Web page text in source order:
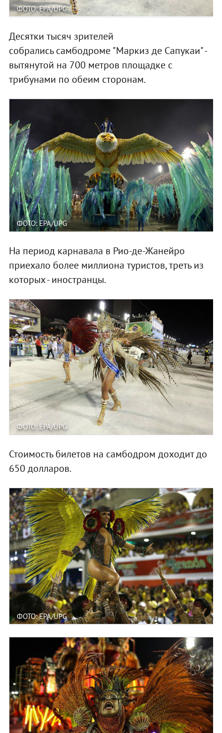
ФОТО: EPA/UPG
Десятки тысяч зрителей
собрались самбодроме "Маркиз де Сапукаи" -
вытянутой на 700 метров площадке с
трибунами по обеим сторонам.
ФОТО: EPA/UPG
На период карнавала в Рио-де-Жанейро
приехало более миллиона туристов, треть из
которых - иностранцы.
ФОТО: EPA/UPG
Стоимость билетов на самбодром доходит до
650 долларов.
ФОТО: EPA/UPG